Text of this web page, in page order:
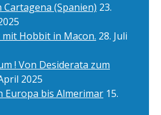
Cartagena (Spanien) 23.
mit Hobbit in Macon. 28. Juli
! Von Desiderata zum
2025
Europa bis Almerimar 15.